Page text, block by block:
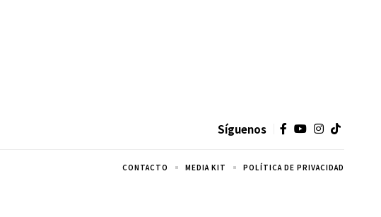
Síguenos
CONTACTO MEDIA KIT POLÍTICA DE PRIVACIDAD